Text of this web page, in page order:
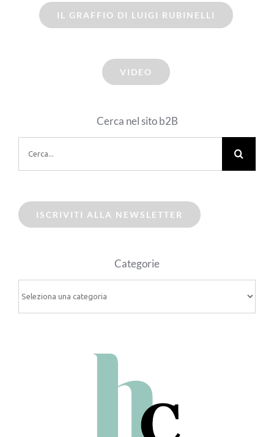
IL GRAFFIO DI LUIGI RUBINELLI
VIDEO
Cerca nel sito b2B
per:
ISCRIVITI ALLA NEWSLETTER
Categorie